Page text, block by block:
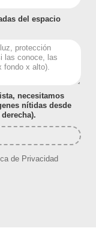
del espacio
necesitamos
nítidas desde
de Privacidad